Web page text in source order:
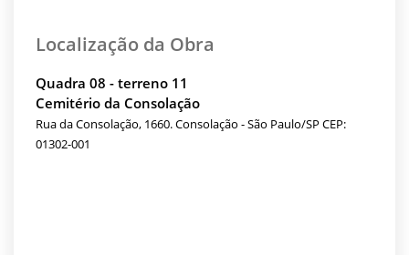
Localização da Obra
Quadra 08 - terreno 11
Cemitério da Consolação
Rua da Consolação, 1660. Consolação - São Paulo/SP CEP:
01302-001